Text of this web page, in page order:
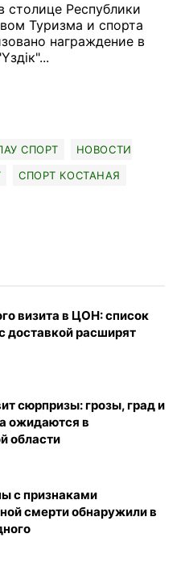
столице Республики
Туризма и спорта
награждение в
СПОРТ
НОВОСТИ
СПОРТ КОСТАНАЯ
визита в ЦОН: список
доставкой расширят
сюрпризы: грозы, град и
ожидаются в
области
с признаками
смерти обнаружили в